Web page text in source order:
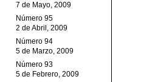
7 de Mayo, 2009
Número 95
2 de Abril, 2009
Número 94
5 de Marzo, 2009
Número 93
5 de Febrero, 2009